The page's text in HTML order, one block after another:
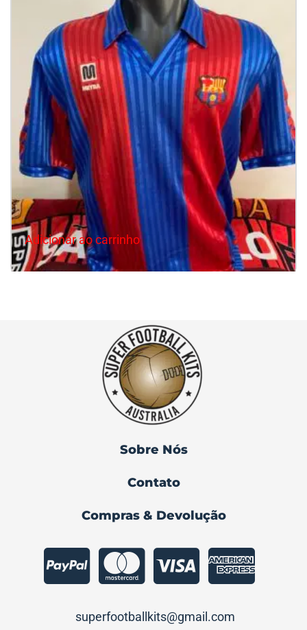
Barcelona 1989/92 Home Meyba ( GG )
Adicionar ao carrinho
Sobre Nós
Contato
Compras & Devolução
superfootballkits@gmail.com